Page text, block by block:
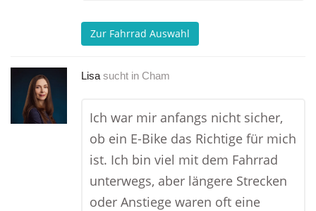
Zur Fahrrad Auswahl
Lisa sucht in Cham
Ich war mir anfangs nicht sicher,
ob ein E-Bike das Richtige für mich
ist. Ich bin viel mit dem Fahrrad
unterwegs, aber längere Strecken
oder Anstiege waren oft eine